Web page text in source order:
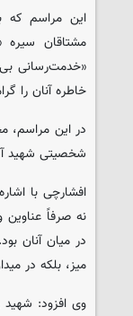
این مراسم که
مشتاقان
«خدمت‌رسانی
خاطره آنان را
در این مراسم،
شخصیتی شهید
افشارچی با
نه صرفاً
در میان آنان
میز، بلکه در
وی افزود: شهید